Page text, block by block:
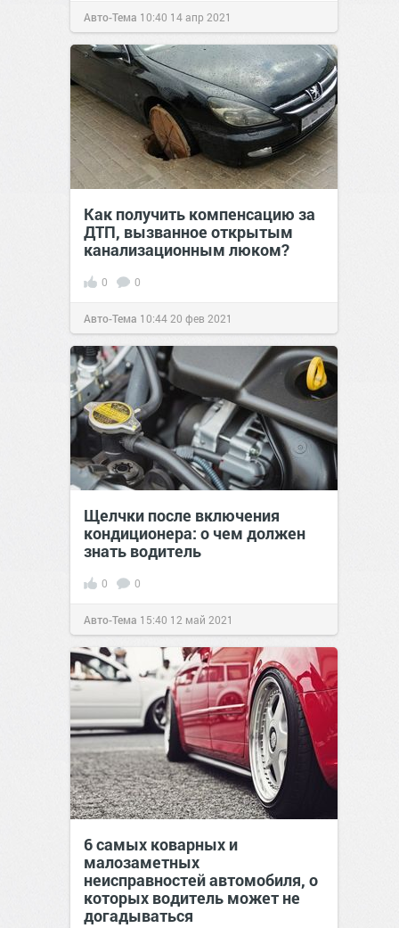
Авто-Тема 10:40 14 апр 2021
Как получить компенсацию за
ДТП, вызванное открытым
канализационным люком?
0 0
Авто-Тема 10:4420 фев 2021
Щелчки после включения
кондиционера: о чем должен
знать водитель
0 0
Авто-Тема 15:40 12 май 2021
6 самых коварных и
малозаметных
неисправностей автомобиля, о
которых водитель может не
догадываться